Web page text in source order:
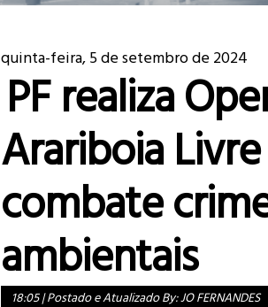
quinta-feira, 5 de setembro de 2024
PF realiza
Arariboia
combate
ambientais
18:05|Postado e Atualizado By:JO FERNANDES